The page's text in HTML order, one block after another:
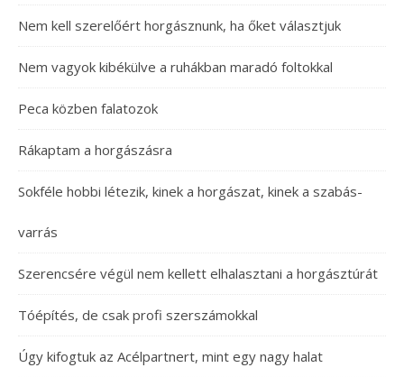
Nem kell szerelőért horgásznunk, ha őket választjuk
Nem vagyok kibékülve a ruhákban maradó foltokkal
Peca közben falatozok
Rákaptam a horgászásra
Sokféle hobbi létezik, kinek a horgászat, kinek a szabás-
varrás
Szerencsére végül nem kellett elhalasztani a horgásztúrát
Tóépítés, de csak profi szerszámokkal
Úgy kifogtuk az Acélpartnert, mint egy nagy halat